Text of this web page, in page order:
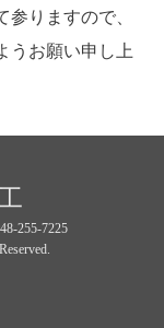
りますので、
うお願い申し上
255-7225